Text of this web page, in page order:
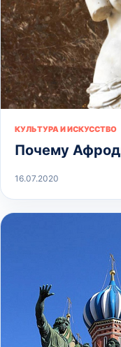
КУЛЬТУРА И ИСКУССТВО
Почему
16.07.2020